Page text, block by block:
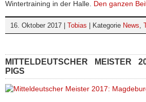
Wintertraining in der Halle. Den ganzen
16. Oktober 2017 | Tobias | Kategorie News,
MITTELDEUTSCHER MEISTER
PIGS